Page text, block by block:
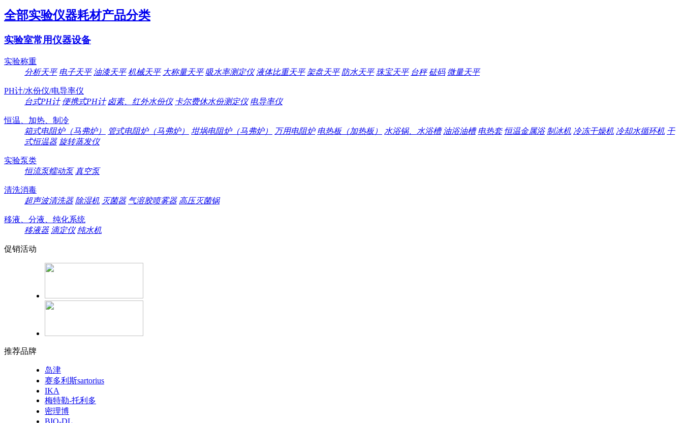
全部实验仪器耗材产品分类
实验室常用仪器设备
实验称重
分析天平 电子天平 油漆天平 机械天平 大称量天平 吸水率测定仪 液体比重天平 架盘天平 防水天平 珠宝天平 台秤 砝码 微量天平
PH计/水份仪/电导率仪
台式PH计 便携式PH计 卤素、红外水份仪 卡尔费休水份测定仪 电导率仪
恒温、加热、制冷
箱式电阻炉（马弗炉）
管式电阻炉（马弗炉） 坩埚电阻炉（马弗炉） 万用电阻炉 电热板（加热板） 水浴锅、水浴槽 油浴油槽 电热套 恒温金属浴 制冰机 冷冻干燥机 冷却水循环机 干
式恒温器 旋转蒸发仪
实验泵类
恒流泵蠕动泵 真空泵
清洗消毒
超声波清洗器 除湿机 灭菌器 气溶胶喷雾器 高压灭菌锅
移液、分液、纯化系统
移液器 滴定仪 纯水机
促销活动
推荐品牌
岛津
赛多利斯sartorius
IKA
梅特勒-托利多
密理博
BIO-DL